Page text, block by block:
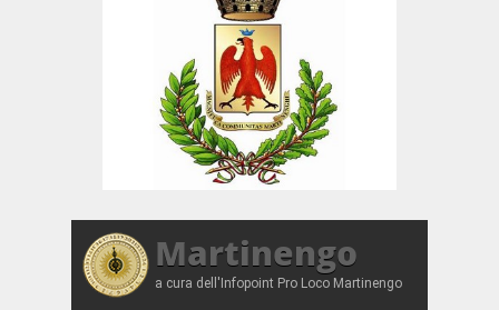
Martinengo
a cura dell'Infopoint Pro Loco Martinengo